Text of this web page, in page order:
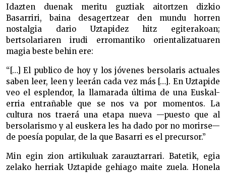
Idazten duenak meritu guztiak aitortzen dizkio
Basarriri, baina desagertzear den mundu horren
nostalgia dario Uztapidez hitz egiterakoan;
bertsolariaren irudi erromantiko orientalizatuaren
magia beste behin ere:
“[…] El publico de hoy y los jóvenes bersolaris actuales
saben leer, leen y leerán cada vez más […]. En Uztapide
veo el esplendor, la llamarada última de una Euskal-
erria entrañable que se nos va por momentos. La
cultura nos traerá una etapa nueva —puesto que al
bersolarismo y al euskera les ha dado por no morirse—
de poesía popular, de la que Basarri es el precursor.”
Min egin zion artikuluak zarauztarrari. Batetik, egia
zelako herriak Uztapide gehiago maite zuela. Honela